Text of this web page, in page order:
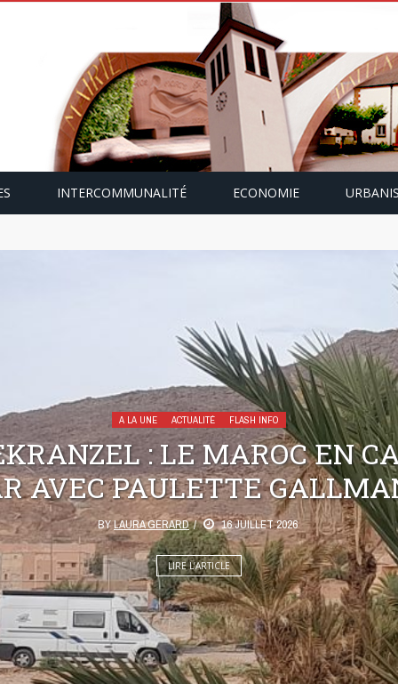
INTERCOMMUNALITÉ ECONOMIE
A LA UNE ACTUALITÉ FLASH INFO
: LE MAROC EN
AVEC PAULETTE
BYLAURA GERARD 16 JUILLET 2026
LIRE L’ARTICLE